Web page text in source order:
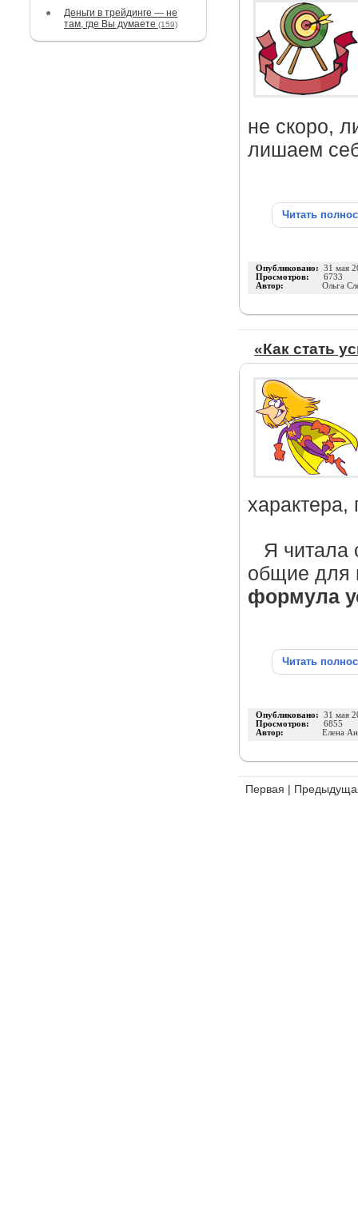
Деньги в трейдинге — не
там, где Вы думаете (159)
не скоро,
лишаем
Читать
Опубликовано: 31 мая
Просмотров: 6733
Автор: Ольга
«Как стать
характера,
Я читала
общие для
формула
Читать
Опубликовано: 31 мая
Просмотров: 6855
Автор: Елена
Первая |